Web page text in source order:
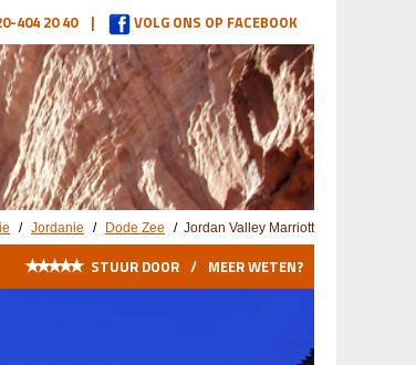
404 20 40 | VOLG ONS OP FACEBOOK
/ Jordanie / Dode Zee / Jordan Valley Marriott
★★★★★ MEER WETEN?
/
STUUR DOOR